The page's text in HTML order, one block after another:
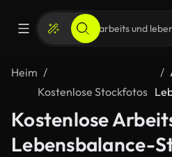
Heim
Kostenlose Stockfotos
Kostenlose
Lebensbalance-